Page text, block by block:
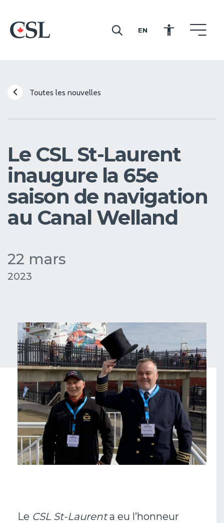
CSL
EN
Toutes les nouvelles
Le CSL St-Laurent
inaugure la 65e
saison de navigation
au Canal Welland
22 mars
2023
Le CSL St-Laurenta eu l’honneur